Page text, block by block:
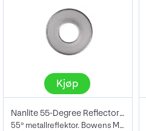
Kjøp
Nanlite 55-Degree Reflector Forza 300/50
55° metallreflektor. Bowens Mount